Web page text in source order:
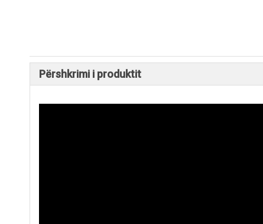
Përshkrimi i produktit